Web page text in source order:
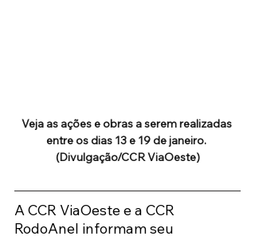
Veja as ações e obras a serem realizadas
entre os dias 13 e 19 de janeiro.
(Divulgação/CCR ViaOeste)
A CCR ViaOeste e a CCR
RodoAnel informam seu